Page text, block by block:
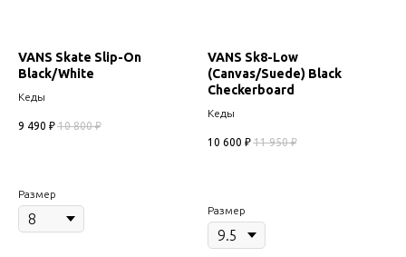
VANS Skate Slip-On
Black/White
Кеды
9 490 ₽ 10 800 ₽
Размер
VANS Sk8-Low
(Canvas/Suede) Black
Checkerboard
Кеды
10 600 ₽ 11 950 ₽
Размер